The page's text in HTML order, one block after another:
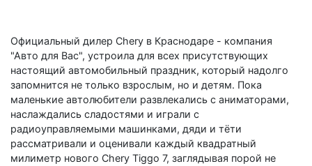
Официальный дилер Chery в Краснодаре - компания
"Авто для Вас", устроила для всех присутствующих
настоящий автомобильный праздник, который надолго
запомнится не только взрослым, но и детям. Пока
маленькие автолюбители развлекались с аниматорами,
наслаждались сладостями и играли с
радиоуправляемыми машинками, дяди и тёти
рассматривали и оценивали каждый квадратный
милиметр нового Chery Tiggo 7, заглядывая порой не